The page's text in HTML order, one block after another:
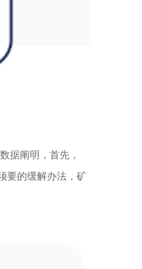
据阐明，首先，
要的缓解办法，矿